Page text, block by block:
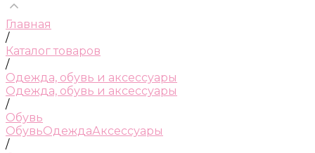
Главная
/
Каталог товаров
/
Одежда, обувь и аксессуары
Одежда, обувь и аксессуары
/
Обувь
ОбувьОдеждаАксессуары
/